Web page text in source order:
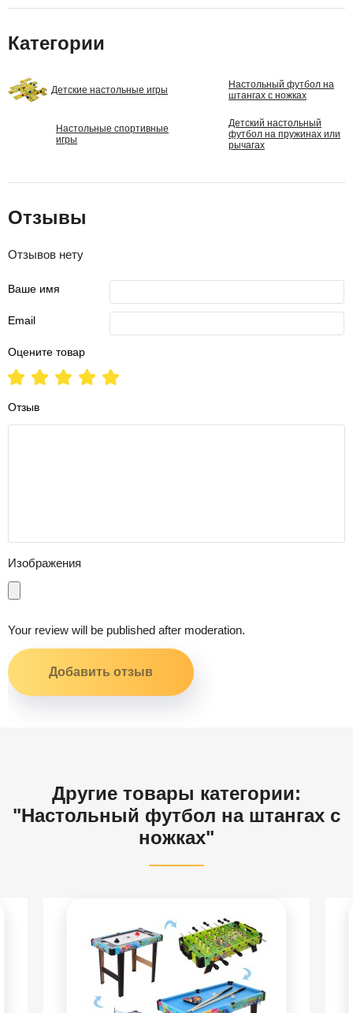
Категории
Детские настольные игры
Настольный футбол на
штангах с ножках
Настольные спортивные
игры
Детский настольный
футбол на пружинах или
рычагах
Отзывы
Отзывов нету
Ваше имя
Email
Оцените товар
Отзыв
Изображения
Your review will be published after moderation.
Другие товары категории:
"Настольный футбол на штангах с
ножках"